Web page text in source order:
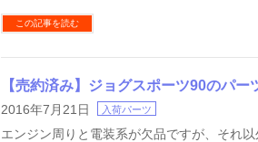
この記事を読む
【売約済み】ジョグスポーツ90のパー
2016年7月21日 入荷パーツ
エンジン周りと電装系が欠品ですが、それ